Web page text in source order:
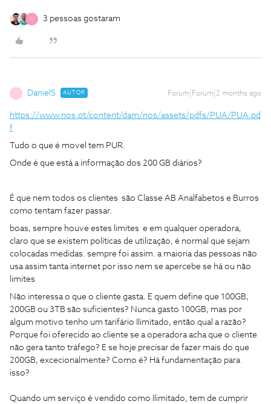
D 3 pessoas gostaram
D DanielS AUTOR Forum|Forum|2 months ago
https://www.nos.pt/content/dam/nos/assets/pdfs/PUA/PUA.pd
f
Tudo o que é movel tem PUR.
Onde é que está a informação dos 200 GB diários?
É que nem todos os clientes são Classe AB Analfabetos e Burros
como tentam fazer passar.
boas, sempre houve estes limites e em qualquer operadora,
claro que se existem políticas de utilização, é normal que sejam
colocadas medidas. sempre foi assim. a maioria das pessoas não
usa assim tanta internet por isso nem se apercebe se há ou não
limites
Não interessa o que o cliente gasta. E quem define que 100GB,
200GB ou 3TB são suficientes? Nunca gasto 100GB, mas por
algum motivo tenho um tarifário Ilimitado, então qual a razão?
Porque foi oferecido ao cliente se a operadora acha que o cliente
não gera tanto tráfego? E se hoje precisar de fazer mais do que
200GB, excecionalmente? Como é? Há fundamentação para
isso?
Quando um serviço é vendido como Ilimitado, tem de cumprir